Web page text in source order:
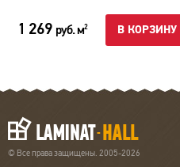
1 269 руб. м2 В КОРЗИНУ
© Все права защищены. 2005-2026